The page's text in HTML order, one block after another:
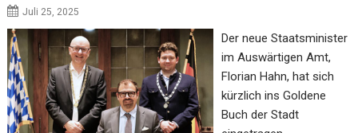
Juli 25, 2025
Der neue Staatsminister
im Auswärtigen Amt,
Florian Hahn, hat sich
kürzlich ins Goldene
Buch der Stadt